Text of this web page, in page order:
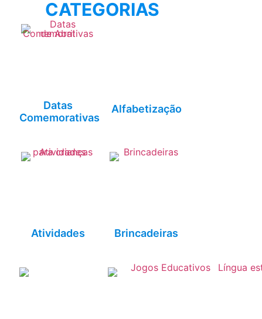
CATEGORIAS
Datas
Comemorativas
Alfabetização
Atividades Brincadeiras